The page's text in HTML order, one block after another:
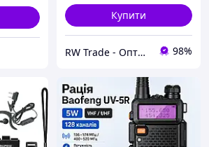
Купити
RW Trade - Оптово-роздрібний інтернет-магазин 98%